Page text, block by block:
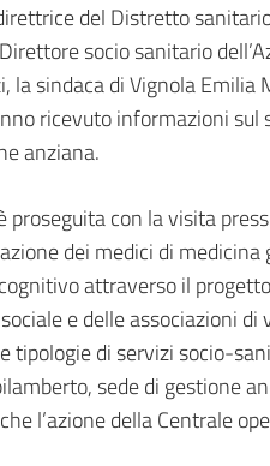
del Distretto
socio sanitario
la sindaca di Vignola
ricevuto informazioni
anziana.
proseguita con la visita
dei medici di
attraverso il
e delle associazioni
tipologie di servizi socio-
sede di gestione
l’azione della Centrale